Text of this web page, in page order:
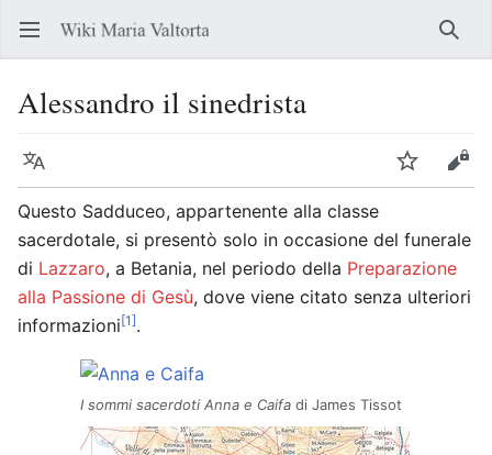
Apri il menu principale
Alessandro il sinedrista
Lingua Segui
Questo Sadduceo, appartenente alla classe
sacerdotale, si presentò solo in occasione del funerale
di Lazzaro, a Betania, nel periodo della Preparazione
alla Passione di Gesù, dove viene citato senza ulteriori
informazioni[1].
I sommi sacerdoti Anna e Caifa di James Tissot